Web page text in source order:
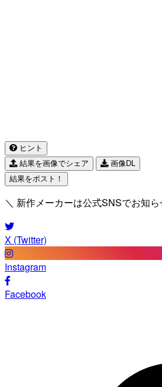
ヒント
結果を画像でシェア
画像DL
結果をポスト！
＼ 新作メーカーは公式SNSでお知ら
X (Twitter)
Instagram
Facebook